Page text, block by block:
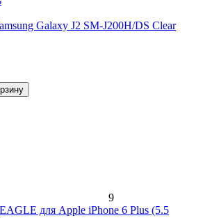
Galaxy J2 SM-J200H/DS Clear
9